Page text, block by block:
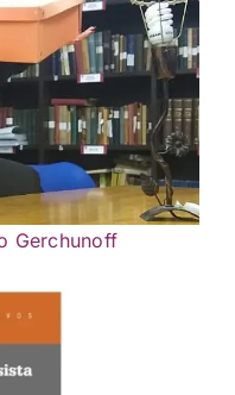
Gerchunoff